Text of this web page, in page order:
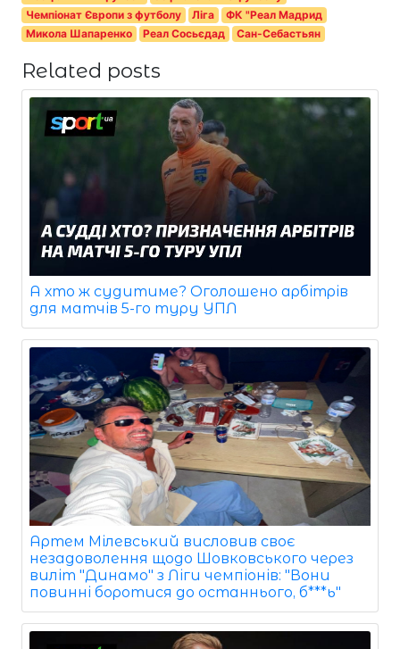
Чемпіонат Європи з футболу
Ліга
ФК "Реал Мадрид
Микола Шапаренко
Реал Сосьєдад Сан-Себастьян
Related posts
А хто ж судитиме? Оголошено арбітрів
для матчів 5-го туру УПЛ
Артем Мілевський висловив своє
незадоволення щодо Шовковського через
виліт "Динамо" з Ліги чемпіонів: "Вони
повинні боротися до останнього, б***ь"